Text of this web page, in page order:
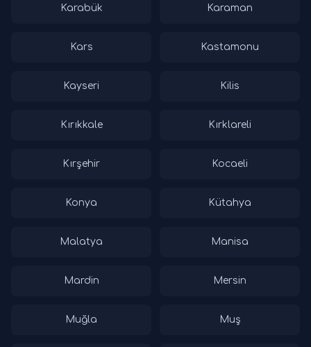
Karabük Karaman
Kars Kastamonu
Kayseri Kilis
Kırıkkale Kırklareli
Kırşehir Kocaeli
Konya Kütahya
Malatya Manisa
Mardin Mersin
Muğla Muş